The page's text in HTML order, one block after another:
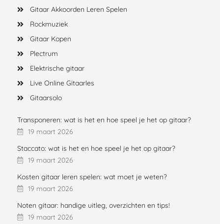
Gitaar Akkoorden Leren Spelen
Rockmuziek
Gitaar Kopen
Plectrum
Elektrische gitaar
Live Online Gitaarles
Gitaarsolo
Transponeren: wat is het en hoe speel je het op gitaar?
19 maart 2026
Staccato: wat is het en hoe speel je het op gitaar?
19 maart 2026
Kosten gitaar leren spelen: wat moet je weten?
19 maart 2026
Noten gitaar: handige uitleg, overzichten en tips!
19 maart 2026